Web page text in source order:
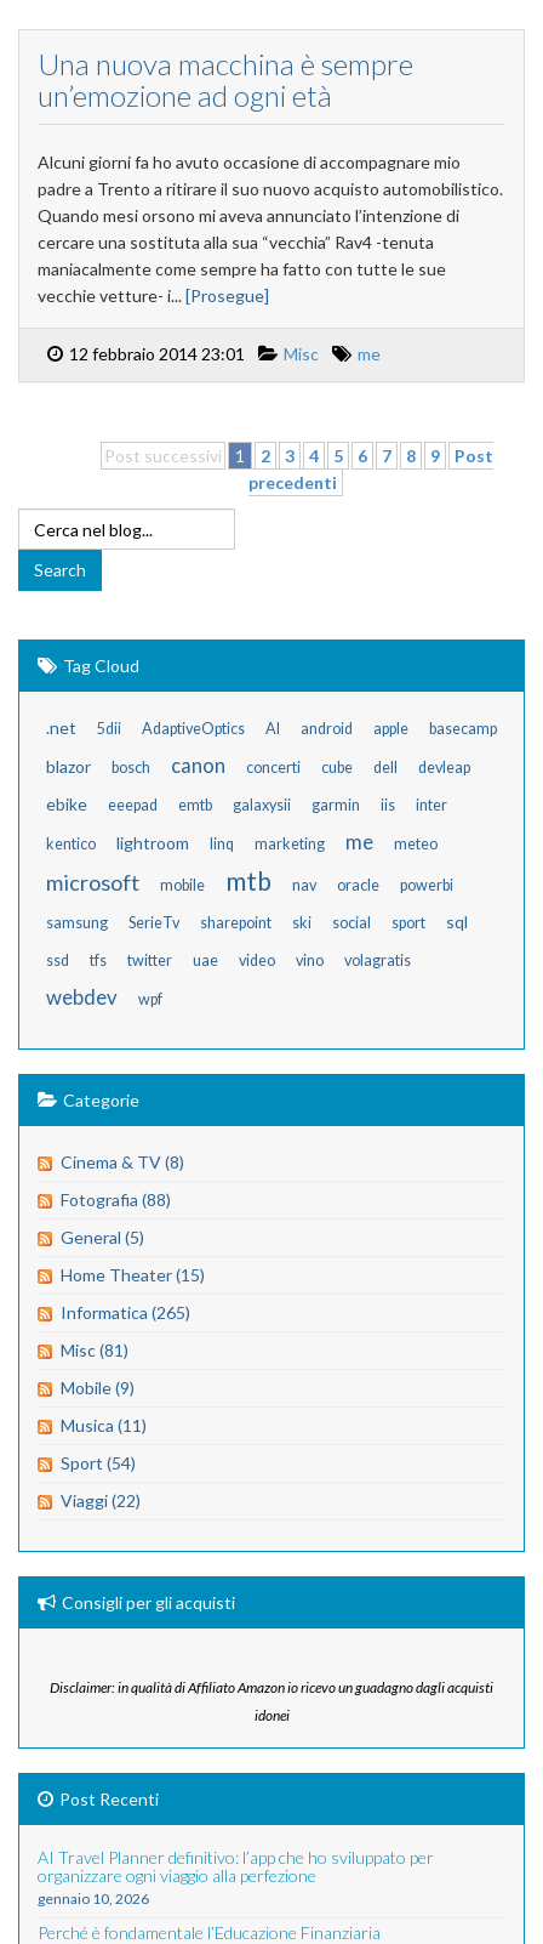
Una nuova macchina è sempre
un’emozione ad ogni età
Alcuni giorni fa ho avuto occasione di accompagnare mio
padre a Trento a ritirare il suo nuovo acquisto automobilistico.
Quando mesi orsono mi aveva annunciato l’intenzione di
cercare una sostituta alla sua “vecchia” Rav4 -tenuta
maniacalmente come sempre ha fatto con tutte le sue
vecchie vetture- i...[Prosegue]
12 febbraio 2014 23:01 Misc me
Post successivi 1 2 3 4 5 6 7 8 9
Post
precedenti
Tag Cloud
.net 5dii AdaptiveOptics AI android apple basecamp
blazor bosch canon concerti cube dell devleap
ebike eeepad emtb galaxysii garmin iis inter
kentico lightroom linq marketing me meteo
microsoft mobile mtb nav oracle powerbi
samsung SerieTv sharepoint ski social sport sql
ssd tfs twitter uae video vino volagratis
webdev wpf
Categorie
Cinema & TV (8)
Fotografia (88)
General (5)
Home Theater (15)
Informatica (265)
Misc (81)
Mobile (9)
Musica (11)
Sport (54)
Viaggi (22)
Consigli per gli acquisti
Disclaimer: in qualità di Affiliato Amazon io ricevo un guadagno dagli acquisti
idonei
Post Recenti
AI Travel Planner definitivo: l’app che ho sviluppato per
organizzare ogni viaggio alla perfezione
gennaio 10, 2026
Perché è fondamentale l’Educazione Finanziaria